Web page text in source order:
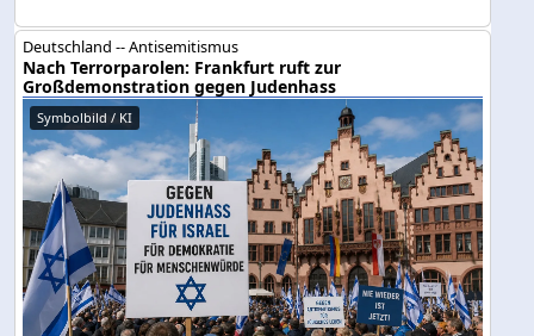
Deutschland -- Antisemitismus
Nach Terrorparolen: Frankfurt ruft zur
Großdemonstration gegen Judenhass
Symbolbild / KI